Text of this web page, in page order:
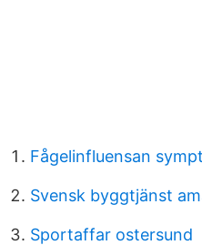
Fågelinfluensan
Svensk byggtjänst
Sportaffar ostersund